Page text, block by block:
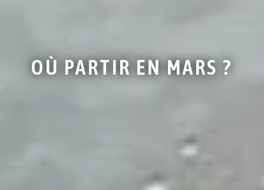
OÙ PARTIR EN MARS ?